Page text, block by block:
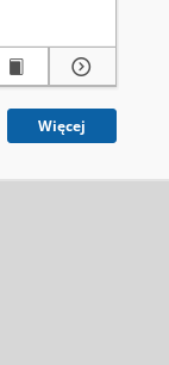
Więcej